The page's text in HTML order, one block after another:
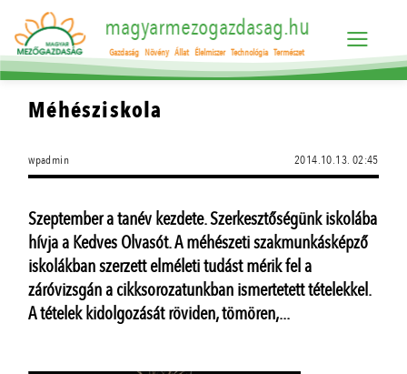
magyarmezogazdasag.hu
Gazdaság Növény Állat Élelmiszer Technológia Természet
Méhésziskola
wpadmin 2014.10.13. 02:45
Szeptember a tanév kezdete. Szerkesztőségünk iskolába
hívja a Kedves Olvasót. A méhészeti szakmunkásképző
iskolákban szerzett elméleti tudást mérik fel a
záróvizsgán a cikksorozatunkban ismertetett tételekkel.
A tételek kidolgozását röviden, tömören,...